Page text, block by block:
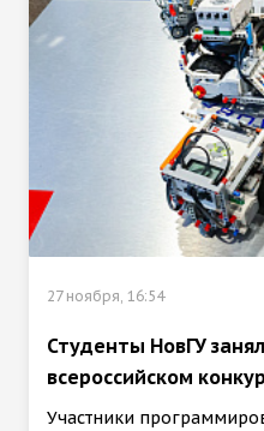
27 ноября, 16:54
Студенты НовГУ
всероссийском
Участники